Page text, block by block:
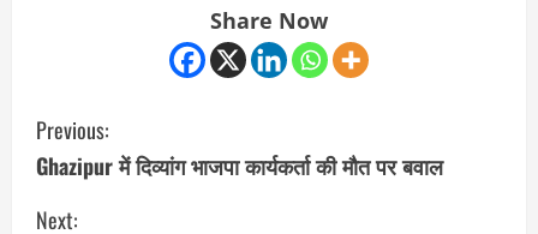
Share Now
C
o
n
Previous:
Ghazipur में दिव्यांग भाजपा कार्यकर्ता की मौत पर बवाल
Next: